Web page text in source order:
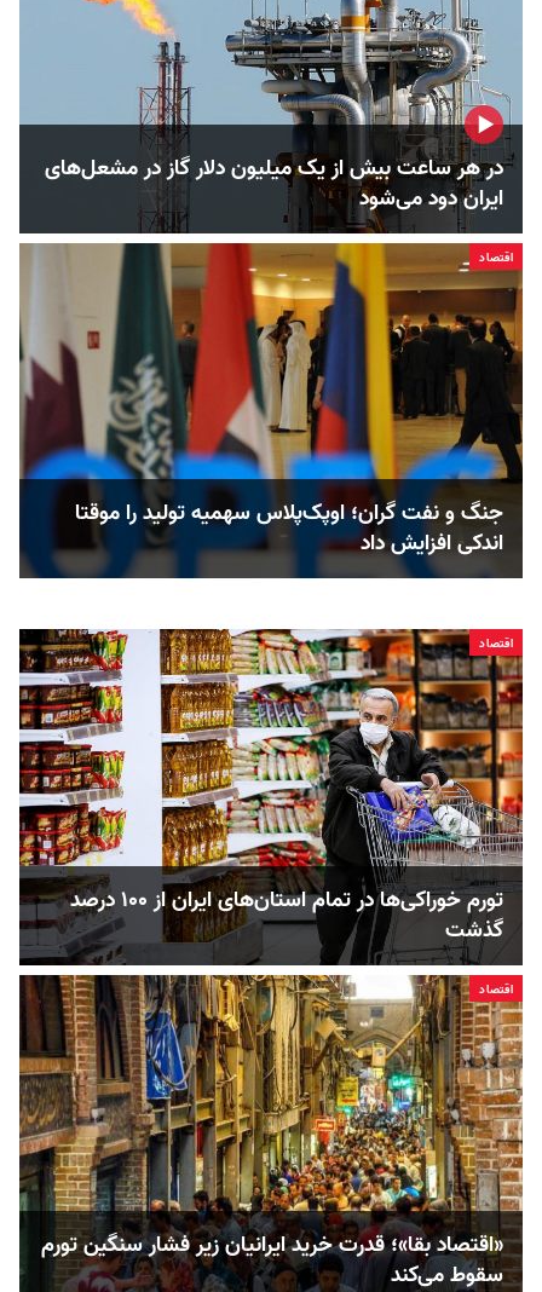
در هر ساعت بیش از یک میلیون دلار گاز در مشعل‌های
ایران دود می‌شود
اقتصاد
جنگ و نفت گران؛ اوپک‌پلاس سهمیه تولید را موقتا
اندکی افزایش داد
اقتصاد
تورم خوراکی‌ها در تمام استان‌های ایران از ۱۰۰ درصد
گذشت
اقتصاد
«اقتصاد بقا»؛ قدرت خرید ایرانیان زیر فشار سنگین تورم
سقوط می‌کند